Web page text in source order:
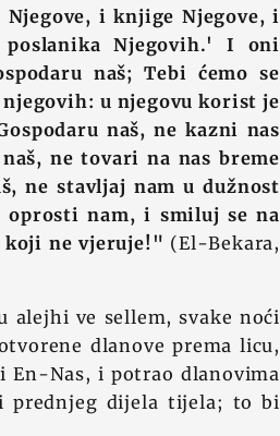
i knjige Njegove, i
poslanika Njegovih.' I oni
naš; Tebi ćemo se
u njegovu korist je
naš, ne kazni nas
ne tovari na nas breme
ne stavljaj nam u dužnost
nam, i smiluj se na
koji ne vjeruje!" (El-Bekara,
alejhi ve sellem, svake noći
dlanove prema licu,
Nas, i potrao dlanovima
prednjeg dijela tijela; to bi